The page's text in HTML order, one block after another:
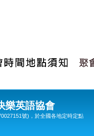
樂英語協會
號)，於全國各地定時定點